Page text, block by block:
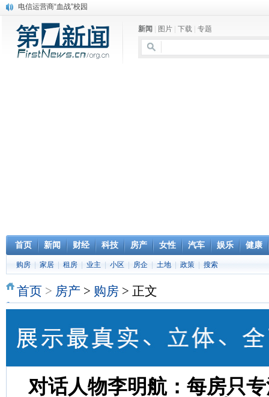
电信运营商“血战”校园
保健品也能吃出一身病? 康宝莱员工自揭多项家丑
煤价"跳水"电企利润"蹦高" 电煤联动亟待完善
苹果公司自建太阳能电厂为数据中心供电
新闻 图片 下载 专题
首页 新闻 财经 科技 房产 女性 汽车 娱乐 健康
购房 家居 租房 业主 小区 房企 土地 政策 搜索
首页 > 房产 > 购房 > 正文
对话人物李明航：每房只